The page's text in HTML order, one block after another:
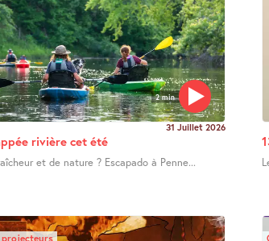
2 min
31 Juillet 2026
rivière cet été
et de nature ? Escapado à Penne...